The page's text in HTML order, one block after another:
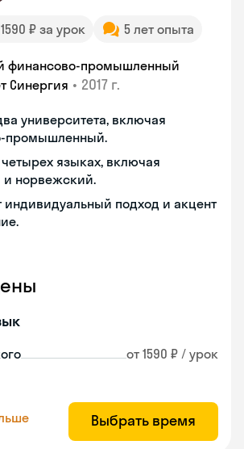
₽ за урок 5 лет опыта
финансово-промышленный
Синергия • 2017 г.
университета, включая
промышленный.
четырех языках, включая
и норвежский.
индивидуальный подход и акцент
от 1590 ₽ / урок
Выбрать время